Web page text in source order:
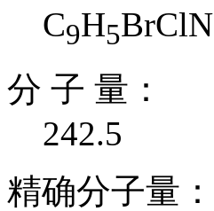
C9H5BrClN
分 子 量：
242.5
精确分子量：